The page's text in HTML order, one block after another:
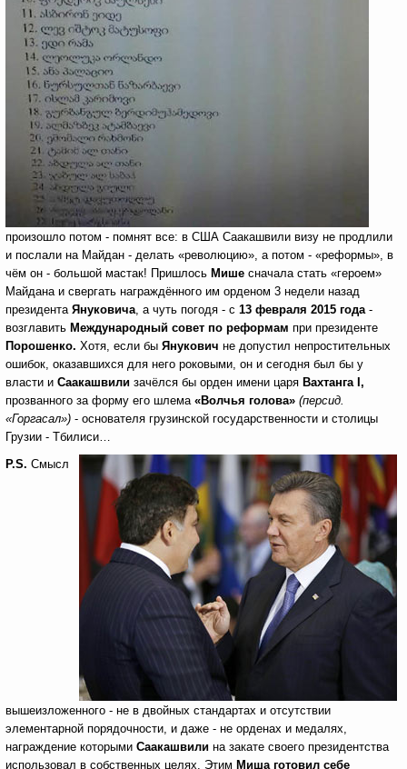
произошло потом - помнят все: в США Саакашвили визу не продлили
и послали на Майдан - делать «революцию», а потом - «реформы», в
чём он - большой мастак! Пришлось Мише сначала стать «героем»
Майдана и свергать награждённого им орденом 3 недели назад
президента Януковича, а чуть погодя - с 13 февраля 2015 года-
возглавить Международный совет по реформам при президенте
Порошенко. Хотя, если бы Янукович не допустил непростительных
ошибок, оказавшихся для него роковыми, он и сегодня был бы у
власти и Саакашвили зачёлся бы орден имени царя Вахтанга ,
прозванного за форму его шлема «Волчья голова» (персид.
«Горгасал») - основателя грузинской государственности и столицы
Грузии - Тбилиси…
P.S. Смысл
вышеизложенного - не в двойных стандартах и отсутствии
элементарной порядочности, и даже - не орденах и медалях,
награждение которыми Саакашвили на закате своего президентства
использовал в собственных целях. Этим Миша готовил себе